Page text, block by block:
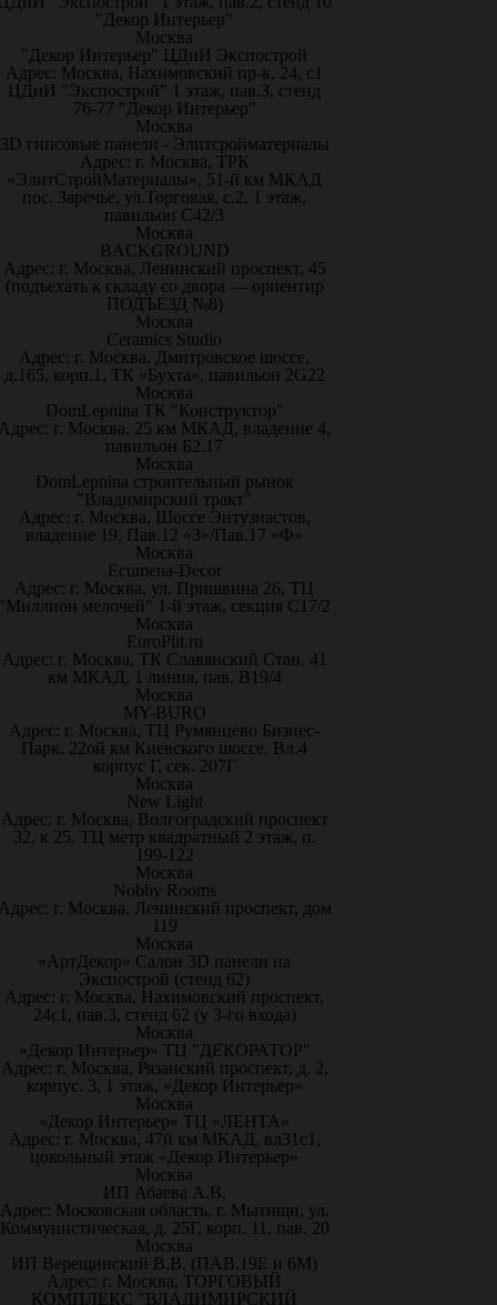
"Декор Интерьер"
Москва
"Декор Интерьер" ЦДиИ Экспострой
Адрес: Москва, Нахимовский пр-к, 24, с1
ЦДиИ "Экспострой" 1 этаж, пав.3, стенд
76-77 "Декор Интерьер"
Москва
3D гипсовые панели - Элитсройматериалы
Адрес: г. Москва, ТРК
«ЭлитСтройМатериалы», 51-й км МКАД
пос. Заречье, ул.Торговая, с.2, 1 этаж,
павильон С42/3
Москва
BACKGROUND
Адрес: г. Москва, Ленинский проспект, 45
(подъехать к складу со двора — ориентир
ПОДЪЕЗД №8)
Москва
Ceramics Studio
Адрес: г. Москва, Дмитровское шоссе,
д.165, корп.1, ТК «Бухта», павильон 2G22
Москва
DomLepnina ТК "Конструктор"
г. Москва, 25 км МКАД, владение 4,
павильон Б2.17
Москва
DomLepnina строительный рынок
"Владимирский тракт"
Адрес: г. Москва, Шоссе Энтузиастов,
владение 19, Пав.12 «З»/Пав.17 «Ф»
Москва
Ecumena-Decor
Адрес: г. Москва, ул. Пришвина 26, ТЦ
мелочей" 1-й этаж, секция С17/2
Москва
EuroPlit.ru
Адрес: г. Москва, ТК Славянский Стан, 41
км МКАД, 1 линия, пав. В19/4
Москва
MY-BURO
Адрес: г. Москва, ТЦ Румянцево Бизнес-
Парк. 22ой км Киевского шоссе. Вл.4
корпус Г, сек. 207Г
Москва
New Light
Адрес: г. Москва, Волгоградский проспект
32, к 25. ТЦ метр квадратный 2 этаж, п.
199-122
Москва
Nobby Rooms
г. Москва, Ленинский проспект, дом
119
Москва
«АртДекор» Салон 3D панели на
Экспострой (стенд 62)
Адрес: г. Москва, Нахимовский проспект,
24с1, пав.3, стенд 62 (у 3-го входа)
Москва
«Декор Интерьер» ТЦ "ДЕКОРАТОР"
Адрес: г. Москва, Рязанский проспект, д. 2,
корпус. 3, 1 этаж, «Декор Интерьер»
Москва
«Декор Интерьер» ТЦ «ЛЕНТА»
Адрес: г. Москва, 47й км МКАД, вл31с1,
цокольный этаж «Декор Интерьер»
Москва
ИП Абаева А.В.
Адрес: Московская область, г. Мытищи, ул.
Коммунистическая, д. 25Г, корп. 11, пав. 20
Москва
ИП Верещинский В.В. (ПАВ.19Е и 6М)
Адрес: г. Москва, ТОРГОВЫЙ
КОМПЛЕКС "ВЛАДИМИРСКИЙ